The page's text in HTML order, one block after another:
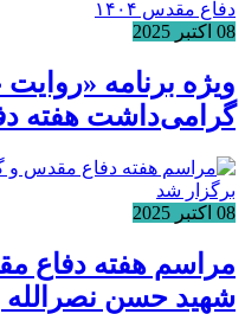
08 اکتبر 2025
ویژه برنامه
گرامی‌داشت هفته
08 اکتبر 2025
مراسم هفته دفاع
شهید حسن نصرالله